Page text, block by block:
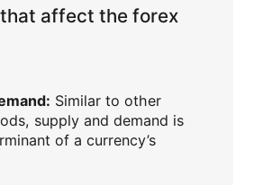
affect the forex
Similar to other
supply and demand is
of a currency’s